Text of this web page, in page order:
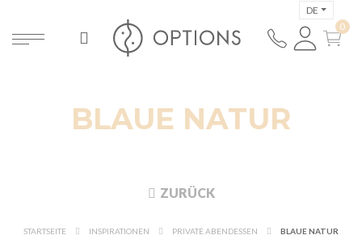
DE
BLAUE NATUR
ZURÜCK
STARTSEITE INSPIRATIONEN PRIVATE ABENDESSEN BLAUE NATUR